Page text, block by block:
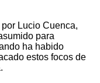
Lucio Cuenca,
para
ha habido
estos focos de